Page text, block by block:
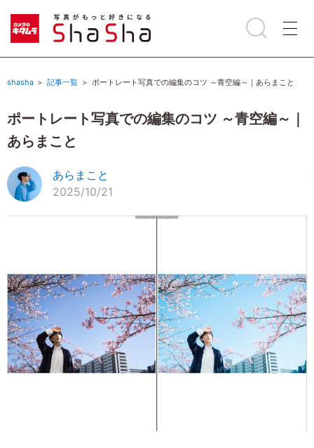
shasha 記事一覧 ポートレート写真での編集のコツ ～青空編～｜あらまこと
ポートレート写真での編集のコツ ～青空編～｜
あらまこと
あらまこと
2025/10/21